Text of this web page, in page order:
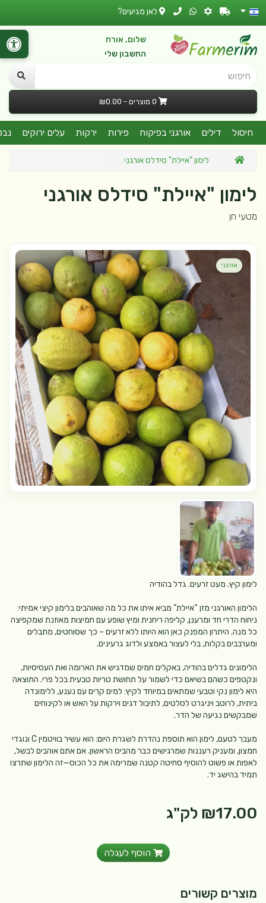
לאן מגיעים?
שלום, אורח
החשבון שלי
חיפוש
0 מוצרים - ₪0.00
חיסול דילים אורגני בפיקוח פירות ירקות עלים ירוקים
לימון "איילת" סידלס אורגני
לימון "איילת" סידלס אורגני
מטעי חן
אורגני
לימון קיץ. מעט זרעים. גדל בהודיה
הלימון האורגני מזן “איילת” מביא איתו את כל מה שאוהבים בלימון קיצי אמיתי:
ניחוח הדרי חד ומרענן, קליפה ריחנית ומיץ שופע עם חמיצות מאוזנת שמקפיצה
כל מנה. היתרון המפנק כאן הוא היותו ללא זרעים – כך שסוחטים, מתבלים
ומערבבים בקלות, בלי לעצור באמצע ולדוג גרעינים.
הלימונים גדלים בהודיה, באקלים חמים שמדגיש את הארומה ואת העסיסיות,
ונקטפים כשהם בשיאם כדי לשמור על תחושת טריות טבעית בכל פרי. התוצאה
היא לימון נקי וטבעי שמתאים במיוחד לקיץ: למים קרים עם נענע, ללימונדה
ביתית, לרוטב ויניגרט לסלטים, לתיבול דגים וירקות על האש או לקינוחים
שמבקשים נגיעה של הדר.
מעבר לטעם, לימון הוא תוספת נהדרת לשגרת היום: הוא עשיר בוויטמין C ונוגדי
חמצון, ומעניק רעננות שמרגישים כבר מהביס הראשון. אם אתם אוהבים לבשל,
לאפות או פשוט להוסיף סחיטה קטנה שמרימה את כל הכוס—זה הלימון שתרצו
תמיד בהישג יד.
₪17.00 לק"ג
הוסף לעגלה
מוצרים קשורים